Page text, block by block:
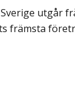
utgår
främsta